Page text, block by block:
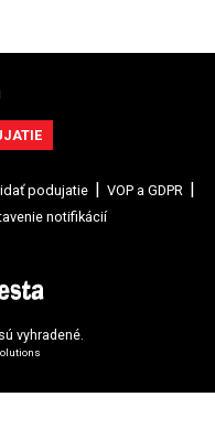
podujatie
VOP a GDPR
notifikácií
vyhradené.